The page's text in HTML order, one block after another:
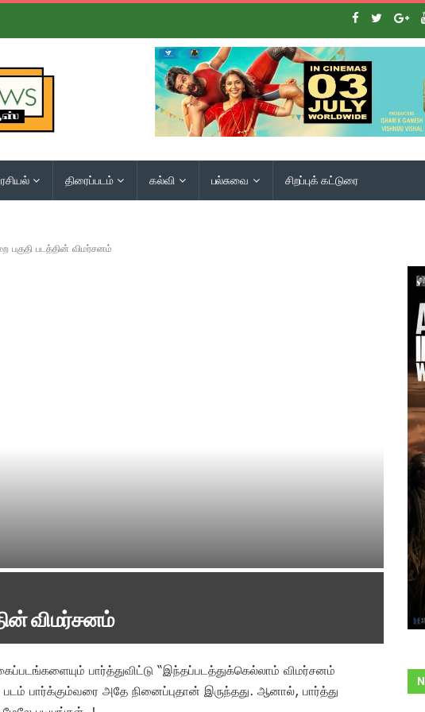
திரைப்படம் கல்வி பல்சுவை சிறப்புக் கட்டுரை
பகுதி படத்தின் விமர்சனம்
விமர்சனம்
பார்த்துவிட்டு “இந்தப்படத்துக்கெல்லாம் விமர்சனம்
பார்க்கும்வரை அதே நினைப்புதான் இருந்தது. ஆனால், பார்த்து